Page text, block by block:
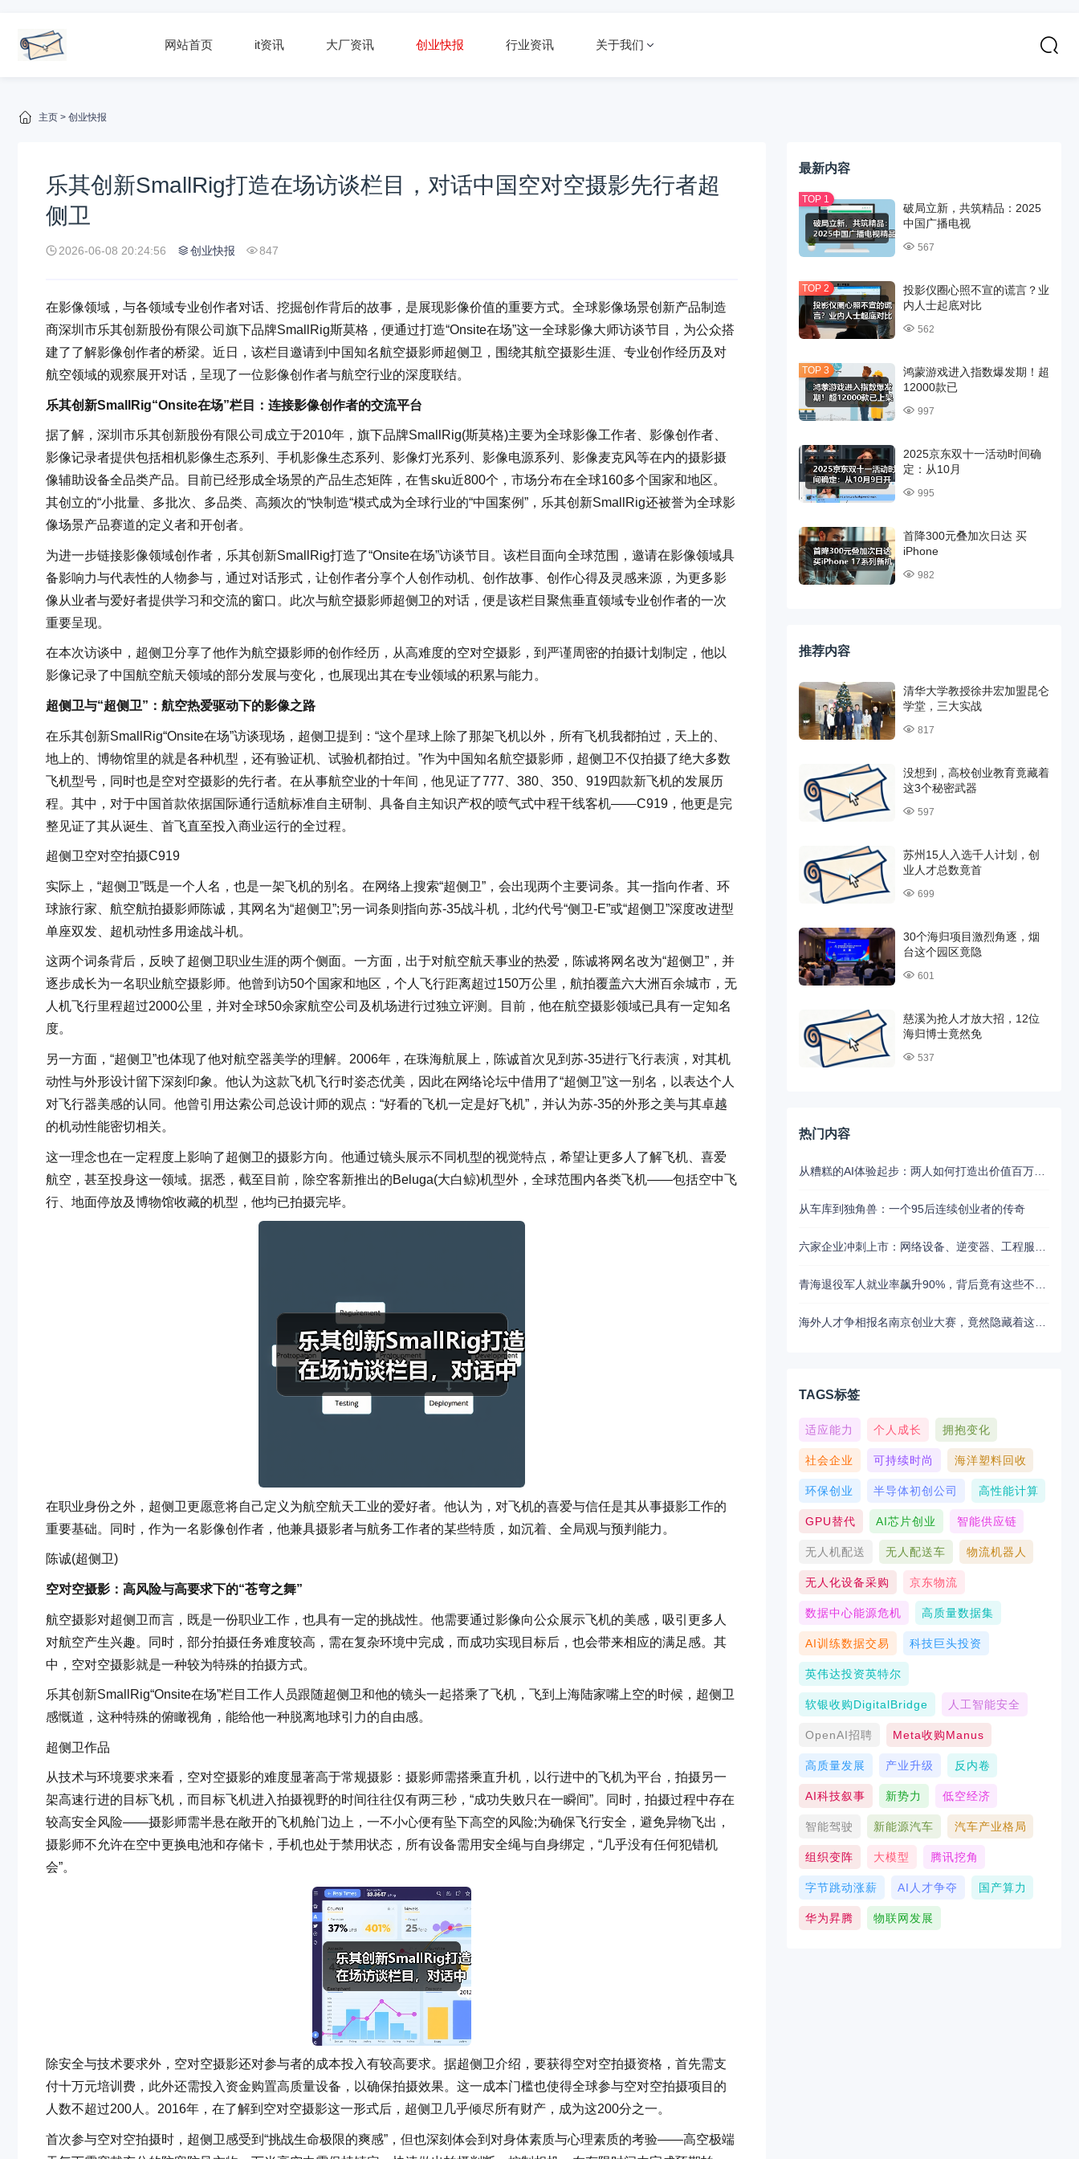
网站首页 it资讯 大厂资讯 创业快报 行业资讯 关于我们
主页 > 创业快报
乐其创新SmallRig打造在场访谈栏目，对话中国空对空摄影先行者超
侧卫
2026-06-08 20:24:56 创业快报 847
在影像领域，与各领域专业创作者对话、挖掘创作背后的故事，是展现影像价值的重要方式。全球影像场景创新产品制造
商深圳市乐其创新股份有限公司旗下品牌SmallRig斯莫格，便通过打造“Onsite在场”这一全球影像大师访谈节目，为公众搭
建了了解影像创作者的桥梁。近日，该栏目邀请到中国知名航空摄影师超侧卫，围绕其航空摄影生涯、专业创作经历及对
航空领域的观察展开对话，呈现了一位影像创作者与航空行业的深度联结。
乐其创新SmallRig“Onsite在场”栏目：连接影像创作者的交流平台
据了解，深圳市乐其创新股份有限公司成立于2010年，旗下品牌SmallRig(斯莫格)主要为全球影像工作者、影像创作者、
影像记录者提供包括相机影像生态系列、手机影像生态系列、影像灯光系列、影像电源系列、影像麦克风等在内的摄影摄
像辅助设备全品类产品。目前已经形成全场景的产品生态矩阵，在售sku近800个，市场分布在全球160多个国家和地区。
其创立的“小批量、多批次、多品类、高频次的“快制造“模式成为全球行业的“中国案例”，乐其创新SmallRig还被誉为全球影
像场景产品赛道的定义者和开创者。
为进一步链接影像领域创作者，乐其创新SmallRig打造了“Onsite在场”访谈节目。该栏目面向全球范围，邀请在影像领域具
备影响力与代表性的人物参与，通过对话形式，让创作者分享个人创作动机、创作故事、创作心得及灵感来源，为更多影
像从业者与爱好者提供学习和交流的窗口。此次与航空摄影师超侧卫的对话，便是该栏目聚焦垂直领域专业创作者的一次
重要呈现。
在本次访谈中，超侧卫分享了他作为航空摄影师的创作经历，从高难度的空对空摄影，到严谨周密的拍摄计划制定，他以
影像记录了中国航空航天领域的部分发展与变化，也展现出其在专业领域的积累与能力。
超侧卫与“超侧卫”：航空热爱驱动下的影像之路
在乐其创新SmallRig“Onsite在场”访谈现场，超侧卫提到：“这个星球上除了那架飞机以外，所有飞机我都拍过，天上的、
地上的、博物馆里的就是各种机型，还有验证机、试验机都拍过。”作为中国知名航空摄影师，超侧卫不仅拍摄了绝大多数
飞机型号，同时也是空对空摄影的先行者。在从事航空业的十年间，他见证了777、380、350、919四款新飞机的发展历
程。其中，对于中国首款依据国际通行适航标准自主研制、具备自主知识产权的喷气式中程干线客机——C919，他更是完
整见证了其从诞生、首飞直至投入商业运行的全过程。
超侧卫空对空拍摄C919
实际上，“超侧卫”既是一个人名，也是一架飞机的别名。在网络上搜索“超侧卫”，会出现两个主要词条。其一指向作者、环
球旅行家、航空航拍摄影师陈诚，其网名为“超侧卫”;另一词条则指向苏-35战斗机，北约代号“侧卫-E”或“超侧卫”深度改进型
单座双发、超机动性多用途战斗机。
这两个词条背后，反映了超侧卫职业生涯的两个侧面。一方面，出于对航空航天事业的热爱，陈诚将网名改为“超侧卫”，并
逐步成长为一名职业航空摄影师。他曾到访50个国家和地区，个人飞行距离超过150万公里，航拍覆盖六大洲百余城市，无
人机飞行里程超过2000公里，并对全球50余家航空公司及机场进行过独立评测。目前，他在航空摄影领域已具有一定知名
度。
另一方面，“超侧卫”也体现了他对航空器美学的理解。2006年，在珠海航展上，陈诚首次见到苏-35进行飞行表演，对其机
动性与外形设计留下深刻印象。他认为这款飞机飞行时姿态优美，因此在网络论坛中借用了“超侧卫”这一别名，以表达个人
对飞行器美感的认同。他曾引用达索公司总设计师的观点：“好看的飞机一定是好飞机”，并认为苏-35的外形之美与其卓越
的机动性能密切相关。
这一理念也在一定程度上影响了超侧卫的摄影方向。他通过镜头展示不同机型的视觉特点，希望让更多人了解飞机、喜爱
航空，甚至投身这一领域。据悉，截至目前，除空客新推出的Beluga(大白鲸)机型外，全球范围内各类飞机——包括空中飞
行、地面停放及博物馆收藏的机型，他均已拍摄完毕。
在职业身份之外，超侧卫更愿意将自己定义为航空航天工业的爱好者。他认为，对飞机的喜爱与信任是其从事摄影工作的
重要基础。同时，作为一名影像创作者，他兼具摄影者与航务工作者的某些特质，如沉着、全局观与预判能力。
陈诚(超侧卫)
空对空摄影：高风险与高要求下的“苍穹之舞”
航空摄影对超侧卫而言，既是一份职业工作，也具有一定的挑战性。他需要通过影像向公众展示飞机的美感，吸引更多人
对航空产生兴趣。同时，部分拍摄任务难度较高，需在复杂环境中完成，而成功实现目标后，也会带来相应的满足感。其
中，空对空摄影就是一种较为特殊的拍摄方式。
乐其创新SmallRig“Onsite在场”栏目工作人员跟随超侧卫和他的镜头一起搭乘了飞机，飞到上海陆家嘴上空的时候，超侧卫
感慨道，这种特殊的俯瞰视角，能给他一种脱离地球引力的自由感。
超侧卫作品
从技术与环境要求来看，空对空摄影的难度显著高于常规摄影：摄影师需搭乘直升机，以行进中的飞机为平台，拍摄另一
架高速行进的目标飞机，而目标飞机进入拍摄视野的时间往往仅有两三秒，“成功失败只在一瞬间”。同时，拍摄过程中存在
较高安全风险——摄影师需半悬在敞开的飞机舱门边上，一不小心便有坠下高空的风险;为确保飞行安全，避免异物飞出，
摄影师不允许在空中更换电池和存储卡，手机也处于禁用状态，所有设备需用安全绳与自身绑定，“几乎没有任何犯错机
会”。
除安全与技术要求外，空对空摄影还对参与者的成本投入有较高要求。据超侧卫介绍，要获得空对空拍摄资格，首先需支
付十万元培训费，此外还需投入资金购置高质量设备，以确保拍摄效果。这一成本门槛也使得全球参与空对空拍摄项目的
人数不超过200人。2016年，在了解到空对空摄影这一形式后，超侧卫几乎倾尽所有财产，成为这200分之一。
首次参与空对空拍摄时，超侧卫感受到“挑战生命极限的爽感”，但也深刻体会到对身体素质与心理素质的考验——高空极端
最新内容
破局立新，共筑精品：2025
中国广播电视
567
投影仪圈心照不宣的谎言？业
内人士起底对比
562
鸿蒙游戏进入指数爆发期！超
12000款已
997
2025京东双十一活动时间确
定：从10月
995
首降300元叠加次日达 买
iPhone
982
推荐内容
清华大学教授徐井宏加盟昆仑
学堂，三大实战
817
没想到，高校创业教育竟藏着
这3个秘密武器
597
苏州15人入选千人计划，创
业人才总数竟首
699
30个海归项目激烈角逐，烟
台这个园区竟隐
601
慈溪为抢人才放大招，12位
海归博士竟然免
537
热门内容
从糟糕的AI体验起步：两人如何打造出价值百万美元的UX写作助手
从车库到独角兽：一个95后连续创业者的传奇
海外人才争相报名南京创业大赛，竟然隐藏着这些不为人知的秘密
TAGS标签
适应能力 个人成长 拥抱变化
社会企业 可持续时尚 海洋塑料回收
环保创业 半导体初创公司 高性能计算
GPU替代 AI芯片创业 智能供应链
无人机配送 无人配送车 物流机器人
无人化设备采购 京东物流
数据中心能源危机 高质量数据集
AI训练数据交易 科技巨头投资
英伟达投资英特尔
软银收购DigitalBridge 人工智能安全
OpenAI招聘 Meta收购Manus
高质量发展 产业升级 反内卷
AI科技叙事 新势力 低空经济
智能驾驶 新能源汽车 汽车产业格局
组织变阵 大模型 腾讯挖角
字节跳动涨薪 AI人才争夺 国产算力
华为昇腾 物联网发展